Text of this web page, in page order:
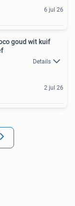
6 jul 26
goud wit kuif
Details
2 jul 26